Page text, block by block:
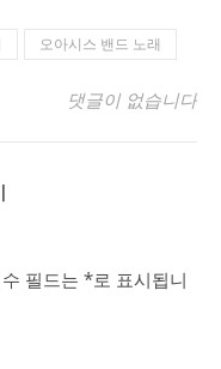
오아시스 밴드 노래
댓글이 없습니다
필드는 *로 표시됩니